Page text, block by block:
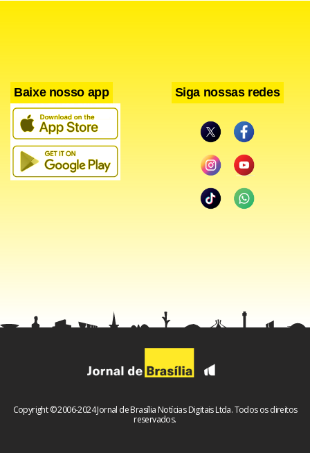
Baixe nosso app Siga nossas redes
Copyright © 2006-2024 Jornal de Brasília Notícias Digitais Ltda. Todos os direitos
reservados.